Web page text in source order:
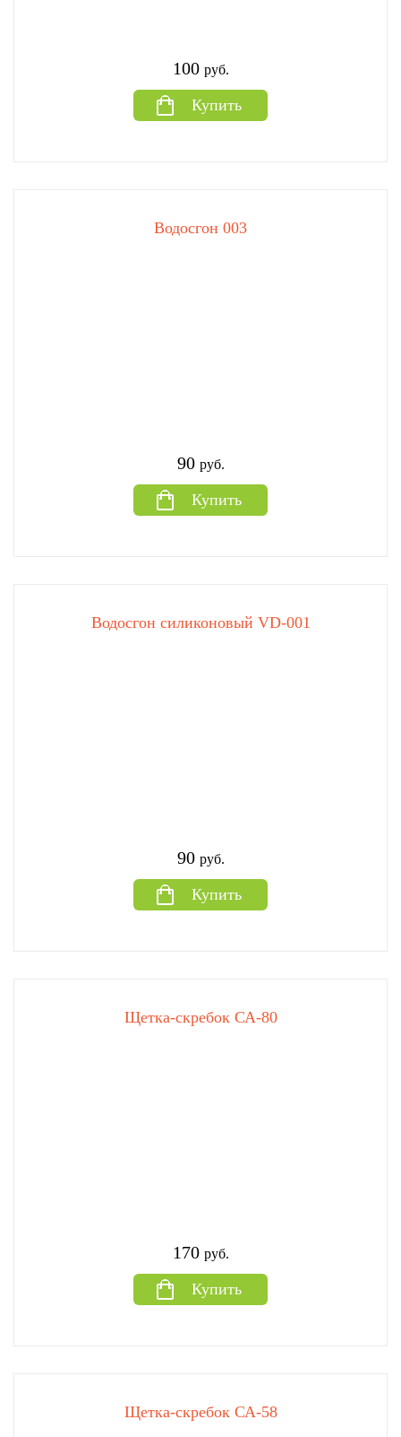
100 руб.
Купить
Водосгон 003
90 руб.
Купить
Водосгон силиконовый VD-001
90 руб.
Купить
Щетка-скребок СА-80
170 руб.
Купить
Щетка-скребок СА-58